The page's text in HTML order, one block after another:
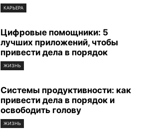
КАРЬЕРА
Цифровые помощники: 5
лучших приложений, чтобы
привести дела в порядок
ЖИЗНЬ
Системы продуктивности: как
привести дела в порядок и
освободить голову
ЖИЗНЬ